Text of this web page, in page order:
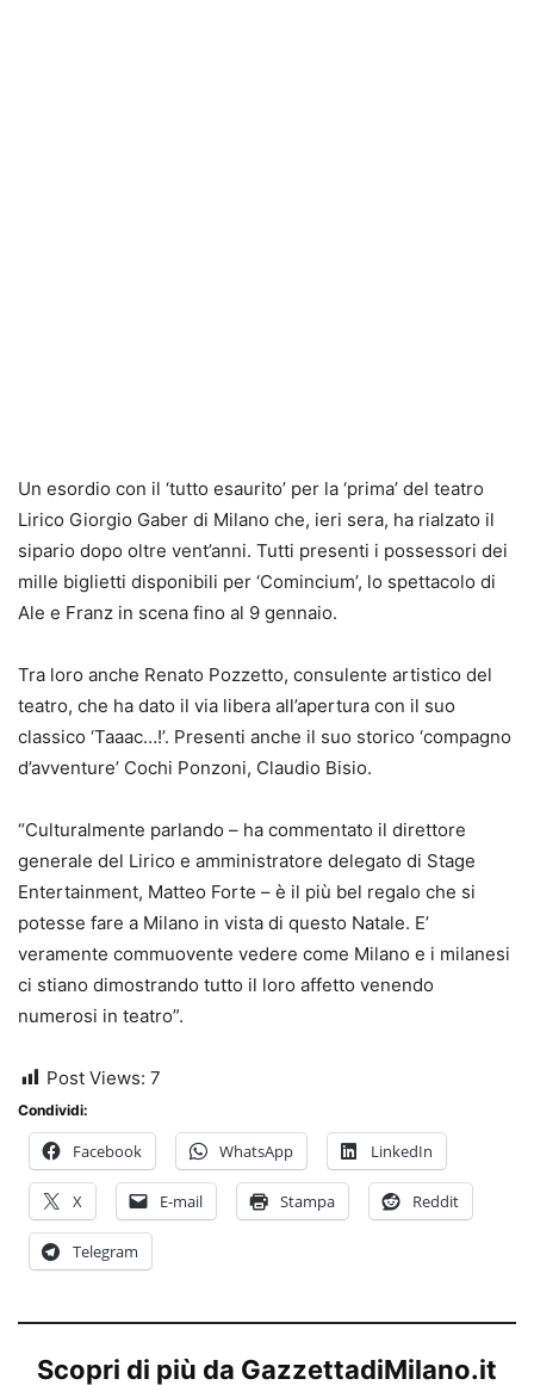
Un esordio con il ‘tutto esaurito’ per la ‘prima’ del teatro
Lirico Giorgio Gaber di Milano che, ieri sera, ha rialzato il
sipario dopo oltre vent’anni. Tutti presenti i possessori dei
mille biglietti disponibili per ‘Comincium’, lo spettacolo di
Ale e Franz in scena fino al 9 gennaio.
Tra loro anche Renato Pozzetto, consulente artistico del
teatro, che ha dato il via libera all’apertura con il suo
classico ‘Taaac…!’. Presenti anche il suo storico ‘compagno
d’avventure’ Cochi Ponzoni, Claudio Bisio.
“Culturalmente parlando – ha commentato il direttore
generale del Lirico e amministratore delegato di Stage
Entertainment, Matteo Forte – è il più bel regalo che si
potesse fare a Milano in vista di questo Natale. E’
veramente commuovente vedere come Milano e i milanesi
ci stiano dimostrando tutto il loro affetto venendo
numerosi in teatro”.
Post Views: 7
Condividi:
Facebook WhatsApp LinkedIn
X E-mail Stampa Reddit
Telegram
Scopri di più da GazzettadiMilano.it